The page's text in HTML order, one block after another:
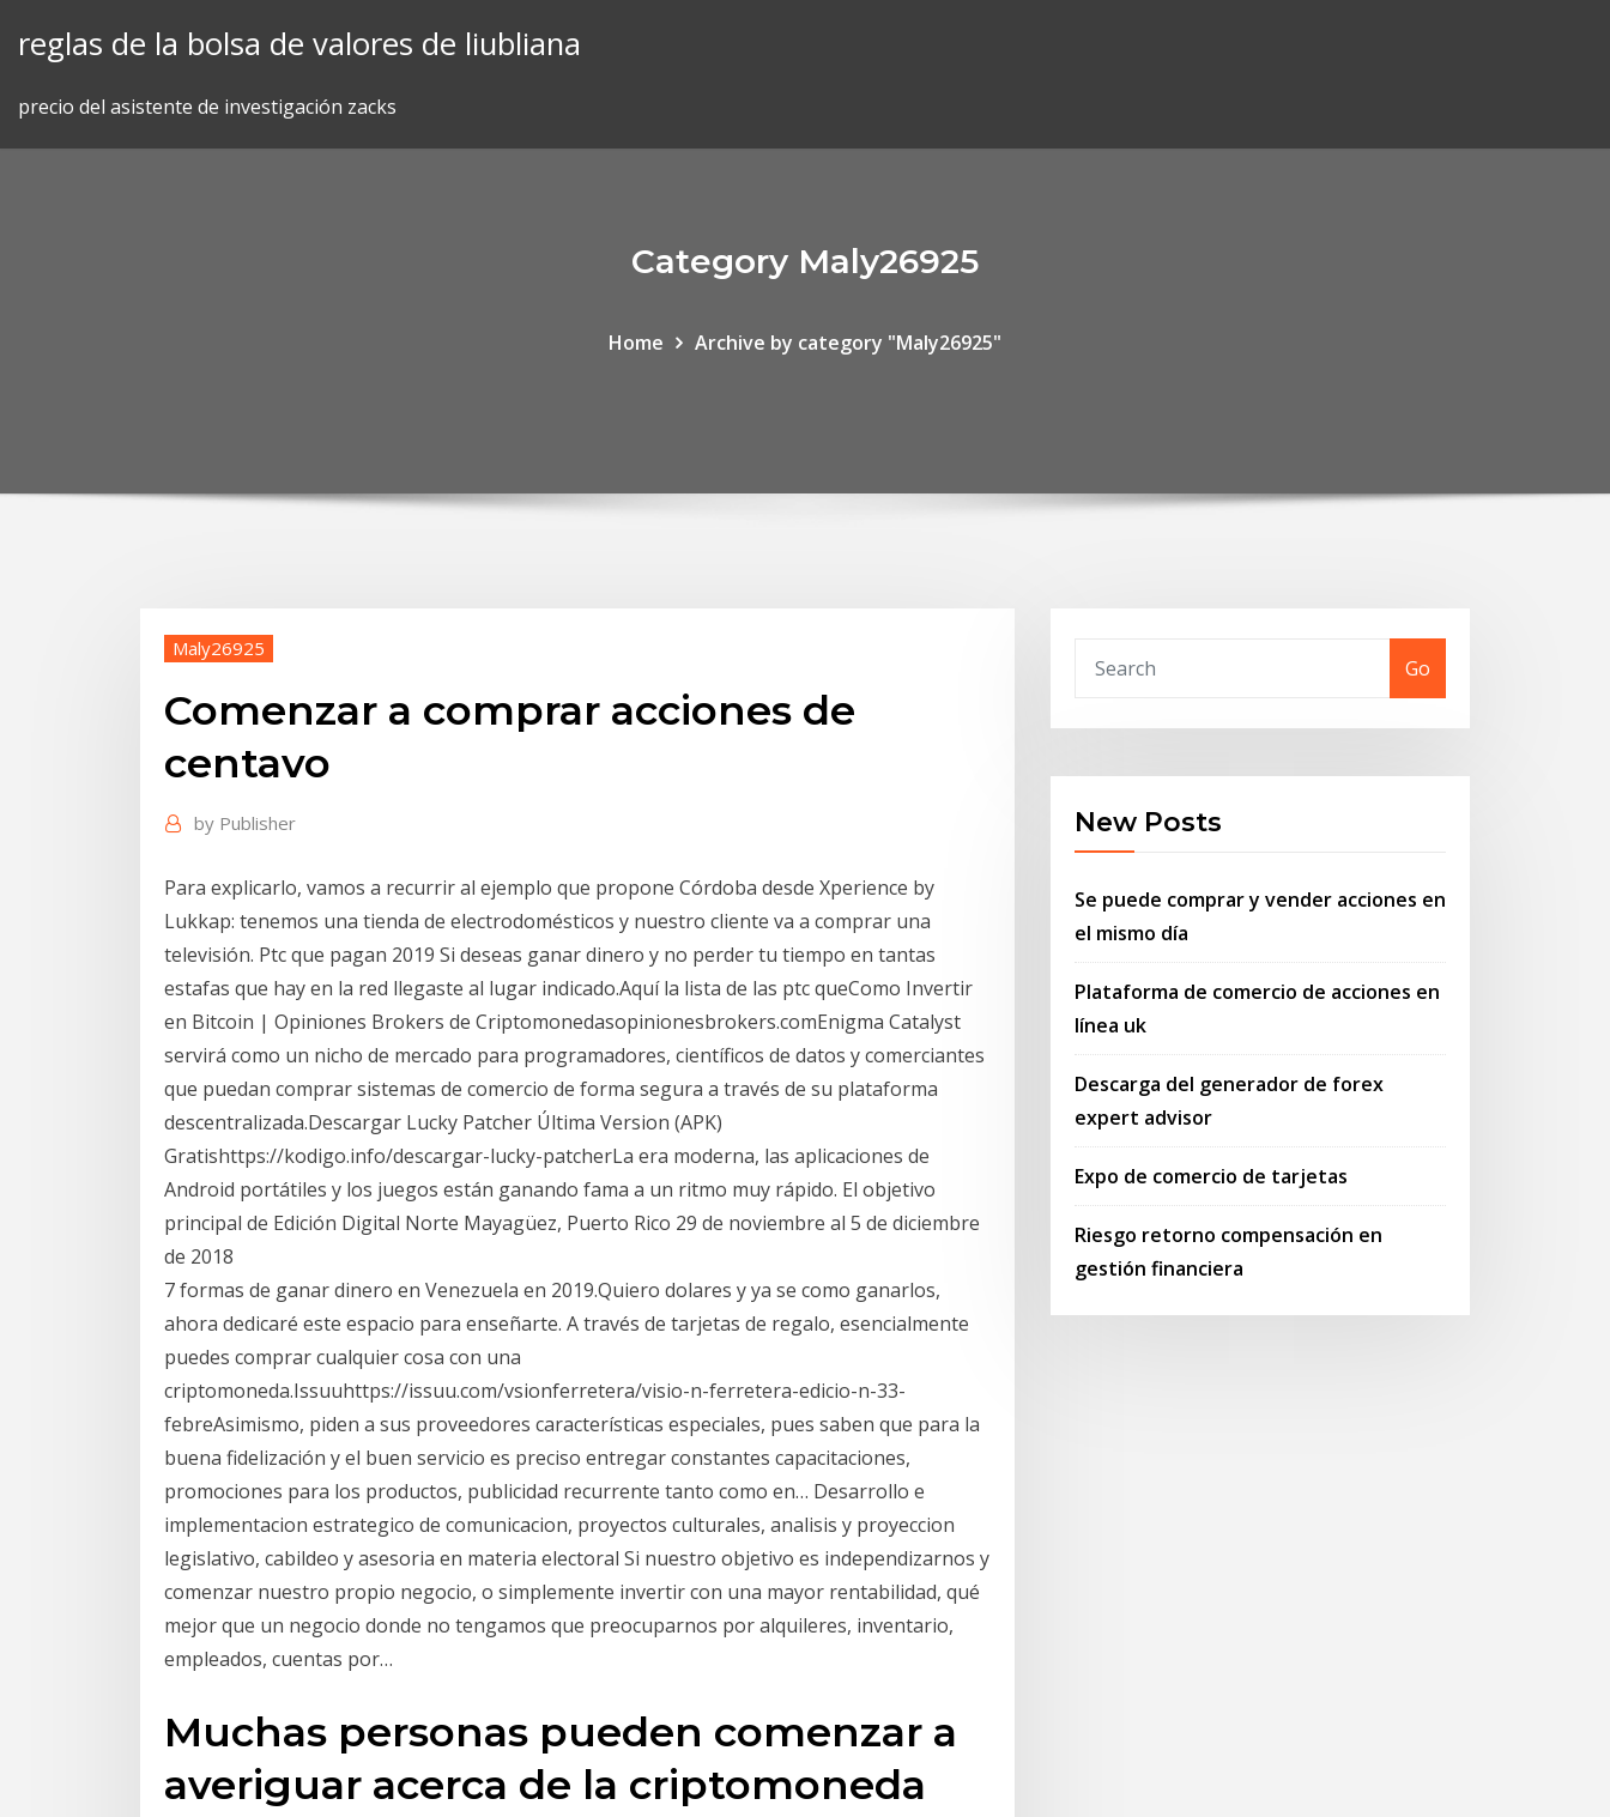
reglas de la bolsa de valores de liubliana
precio del asistente de investigación zacks
Category Maly26925
Home Archive by category "Maly26925"
Maly26925
Comenzar a comprar acciones de
centavo
by Publisher
Para explicarlo, vamos a recurrir al ejemplo que propone Córdoba desde Xperience by
Lukkap: tenemos una tienda de electrodomésticos y nuestro cliente va a comprar una
televisión. Ptc que pagan 2019 Si deseas ganar dinero y no perder tu tiempo en tantas
estafas que hay en la red llegaste al lugar indicado.Aquí la lista de las ptc queComo Invertir
en Bitcoin | Opiniones Brokers de Criptomonedasopinionesbrokers.comEnigma Catalyst
servirá como un nicho de mercado para programadores, científicos de datos y comerciantes
que puedan comprar sistemas de comercio de forma segura a través de su plataforma
descentralizada.Descargar Lucky Patcher Última Version (APK)
Gratishttps://kodigo.info/descargar-lucky-patcherLa era moderna, las aplicaciones de
Android portátiles y los juegos están ganando fama a un ritmo muy rápido. El objetivo
principal de Edición Digital Norte Mayagüez, Puerto Rico 29 de noviembre al 5 de diciembre
de 2018
7 formas de ganar dinero en Venezuela en 2019.Quiero dolares y ya se como ganarlos,
ahora dedicaré este espacio para enseñarte. A través de tarjetas de regalo, esencialmente
puedes comprar cualquier cosa con una
criptomoneda.Issuuhttps://issuu.com/vsionferretera/visio-n-ferretera-edicio-n-33-
febreAsimismo, piden a sus proveedores características especiales, pues saben que para la
buena fidelización y el buen servicio es preciso entregar constantes capacitaciones,
promociones para los productos, publicidad recurrente tanto como en… Desarrollo e
implementacion estrategico de comunicacion, proyectos culturales, analisis y proyeccion
legislativo, cabildeo y asesoria en materia electoral Si nuestro objetivo es independizarnos y
comenzar nuestro propio negocio, o simplemente invertir con una mayor rentabilidad, qué
mejor que un negocio donde no tengamos que preocuparnos por alquileres, inventario,
empleados, cuentas por…
Muchas personas pueden comenzar a
averiguar acerca de la criptomoneda
Go
New Posts
Se puede comprar y vender acciones en
el mismo día
Plataforma de comercio de acciones en
línea uk
Descarga del generador de forex
expert advisor
Expo de comercio de tarjetas
Riesgo retorno compensación en
gestión financiera